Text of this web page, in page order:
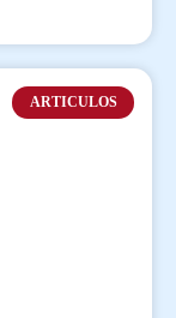
ARTICULOS